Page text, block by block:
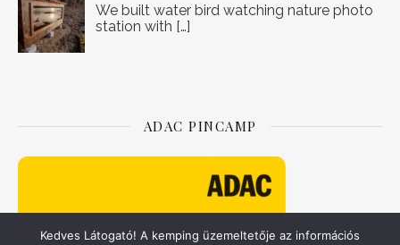
We built water bird watching nature photo
station with […]
ADAC PINCAMP
Kedves Látogató! A kemping üzemeltetője az információs